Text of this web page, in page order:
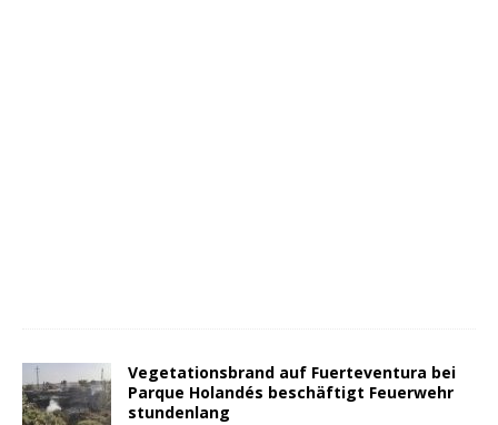
Vegetationsbrand auf Fuerteventura bei
Parque Holandés beschäftigt Feuerwehr
stundenlang